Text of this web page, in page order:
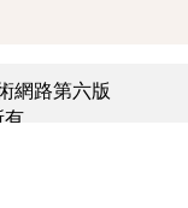
網路第六版
有